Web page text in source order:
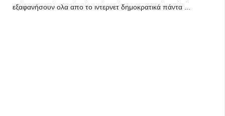
εξαφανήσουν ολα απο το ιντερνετ δημοκρατικά πάντα ...